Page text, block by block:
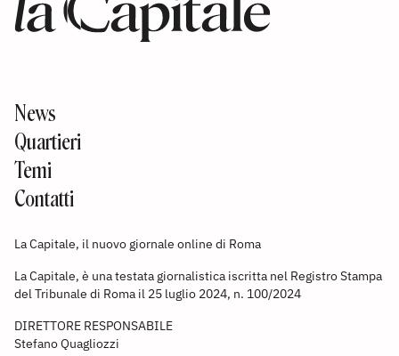
News
Quartieri
Temi
Contatti
La Capitale, il nuovo giornale online di Roma
La Capitale, è una testata giornalistica iscritta nel Registro Stampa
del Tribunale di Roma il 25 luglio 2024, n. 100/2024
DIRETTORE RESPONSABILE
Stefano Quagliozzi